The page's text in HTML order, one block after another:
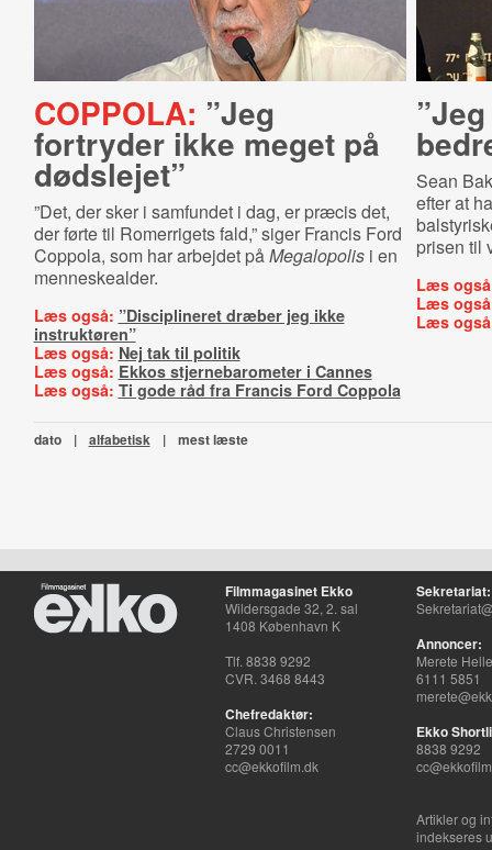
COPPOLA: ”Jeg
fortryder ikke meget på
dødslejet”
”Det, der sker i samfundet i dag, er præcis det,
der førte til Romerrigets fald,” siger Francis Ford
Coppola, som har arbejdet påMegalopolisi en
menneskealder.
Læs også: ”Disciplineret dræber jeg ikke
instruktøren”
Læs også: Nej tak til politik
Læs også: Ekkos stjernebarometer i Cannes
Læs også: Ti gode råd fra Francis Ford Coppola
Sean
efter at
prisen til
Læs
Læs
Læs
dato | alfabetisk | mest læste
Filmmagasinet Ekko
Wildersgade 32, 2. sal
1408 København K
Tlf. 8838 9292
CVR. 3468 8443
Chefredaktør:
Claus Christensen
2729 0011
cc@ekkofilm.dk
Sekretariat:
Annoncer:
Merete
6111 5851
Ekko
8838 9292
Artikler og
indekseres